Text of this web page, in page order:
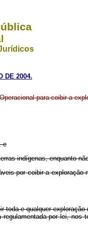
DE 2004.
para coibir a
e
indígenas, enquanto
por coibir a
e qualquer
regulamentada por lei, nos